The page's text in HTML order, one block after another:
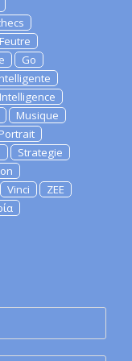
Feutre
Go
Intelligence
Musique
Portrait
Strategie
Vinci
ZEE